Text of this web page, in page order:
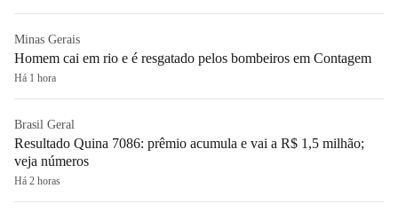
Minas Gerais
Homem cai em rio e é resgatado pelos bombeiros em Contagem
Há 1 hora
Brasil Geral
Resultado Quina 7086: prêmio acumula e vai a R$ 1,5 milhão;
veja números
Há 2 horas